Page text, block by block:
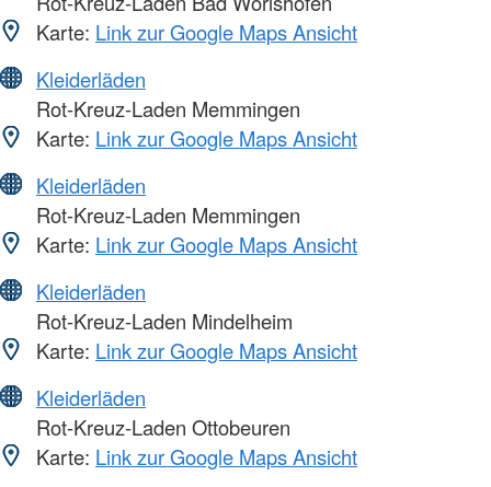
Karte: Link zur Google Maps Ansicht
Kleiderläden
Rot-Kreuz-Laden Memmingen
Karte: Link zur Google Maps Ansicht
Kleiderläden
Rot-Kreuz-Laden Memmingen
Karte: Link zur Google Maps Ansicht
Kleiderläden
Rot-Kreuz-Laden Mindelheim
Karte: Link zur Google Maps Ansicht
Kleiderläden
Rot-Kreuz-Laden Ottobeuren
Karte: Link zur Google Maps Ansicht